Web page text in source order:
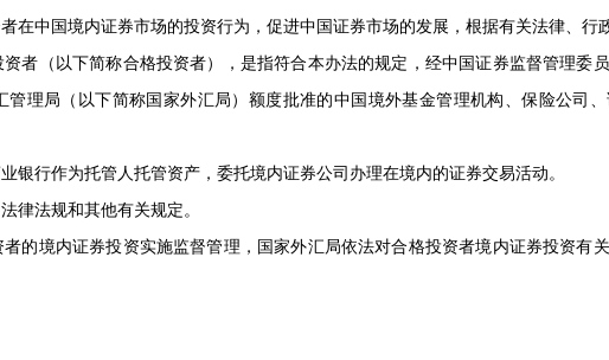
国境内证券市场的投资行为，促进中国证券市场的发展，根据有关法律、行政
以下简称合格投资者），是指符合本办法的规定，经中国证券监督管理委员
理局（以下简称国家外汇局）额度批准的中国境外基金管理机构、保险公司
作为托管人托管资产，委托境内证券公司办理在境内的证券交易活动。
法规和其他有关规定。
内证券投资实施监督管理，国家外汇局依法对合格投资者境内证券投资有关